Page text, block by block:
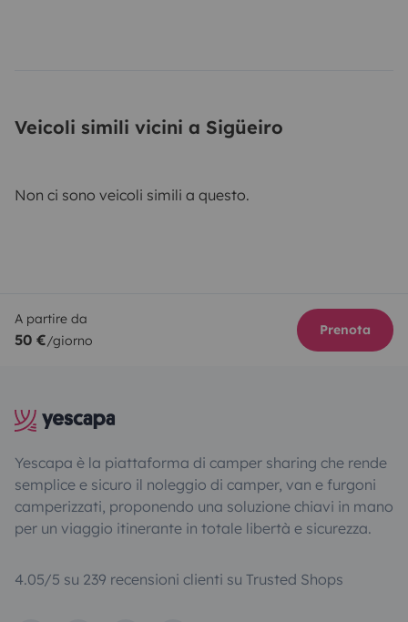
Veicoli simili vicini a Sigüeiro
Non ci sono veicoli simili a questo.
A partire da
50 €/giorno
Prenota
Yescapa è la piattaforma di camper sharing che rende
semplice e sicuro il noleggio di camper, van e furgoni
camperizzati, proponendo una soluzione chiavi in mano
per un viaggio itinerante in totale libertà e sicurezza.
4.05/5 su 239 recensioni clienti su Trusted Shops